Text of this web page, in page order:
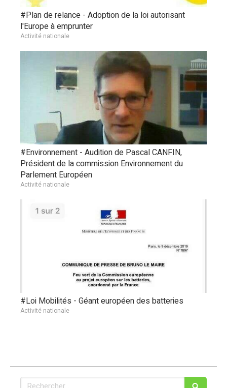
#Plan de relance - Adoption de la loi autorisant
l'Europe à emprunter
Activité nationale
#Environnement - Audition de Pascal CANFIN,
Président de la commission Environnement du
Parlement Européen
Activité nationale
#Loi Mobilités - Géant européen des batteries
Activité nationale
Rechercher